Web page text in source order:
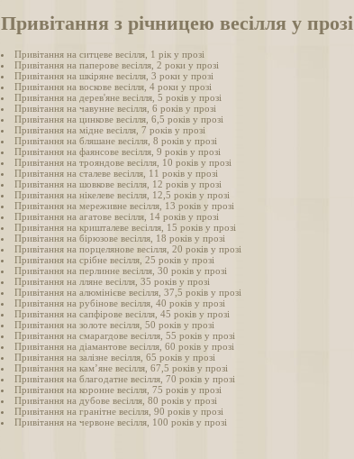
Привітання з річницею весілля у прозі
Привітання на ситцеве весілля, 1 рік у прозі
Привітання на паперове весілля, 2 роки у прозі
Привітання на шкіряне весілля, 3 роки у прозі
Привітання на воскове весілля, 4 роки у прозі
Привітання на дерев'яне весілля, 5 років у прозі
Привітання на чавунне весілля, 6 років у прозі
Привітання на цинкове весілля, 6,5 років у прозі
Привітання на мідне весілля, 7 років у прозі
Привітання на бляшане весілля, 8 років у прозі
Привітання на фаянсове весілля, 9 років у прозі
Привітання на трояндове весілля, 10 років у прозі
Привітання на сталеве весілля, 11 років у прозі
Привітання на шовкове весілля, 12 років у прозі
Привітання на нікелеве весілля, 12,5 років у прозі
Привітання на мереживне весілля, 13 років у прозі
Привітання на агатове весілля, 14 років у прозі
Привітання на кришталеве весілля, 15 років у прозі
Привітання на бірюзове весілля, 18 років у прозі
Привітання на порцелянове весілля, 20 років у прозі
Привітання на срібне весілля, 25 років у прозі
Привітання на перлинне весілля, 30 років у прозі
Привітання на лляне весілля, 35 років у прозі
Привітання на алюмінієве весілля, 37,5 років у прозі
Привітання на рубінове весілля, 40 років у прозі
Привітання на сапфірове весілля, 45 років у прозі
Привітання на золоте весілля, 50 років у прозі
Привітання на смарагдове весілля, 55 років у прозі
Привітання на діамантове весілля, 60 років у прозі
Привітання на залізне весілля, 65 років у прозі
Привітання на кам’яне весілля, 67,5 років у прозі
Привітання на благодатне весілля, 70 років у прозі
Привітання на коронне весілля, 75 років у прозі
Привітання на дубове весілля, 80 років у прозі
Привітання на гранітне весілля, 90 років у прозі
Привітання на червоне весілля, 100 років у прозі